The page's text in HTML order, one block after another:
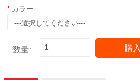
カラー
数量: 購入